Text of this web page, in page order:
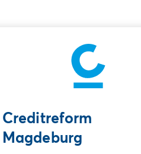
Creditreform
Magdeburg